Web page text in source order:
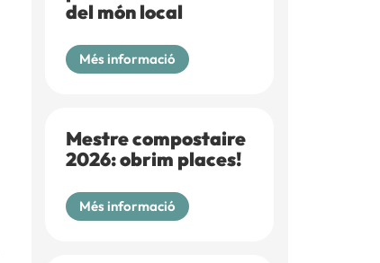
del món local
Més informació
Mestre compostaire
2026: obrim places!
Més informació